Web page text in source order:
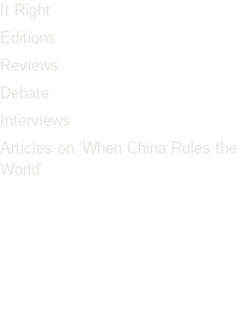
It Right
Editions
Reviews
Debate
Interviews
Articles on ‘When China Rules the
World’